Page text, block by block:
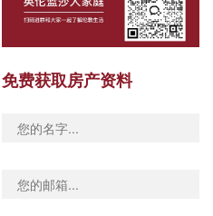
免费获取房产资料